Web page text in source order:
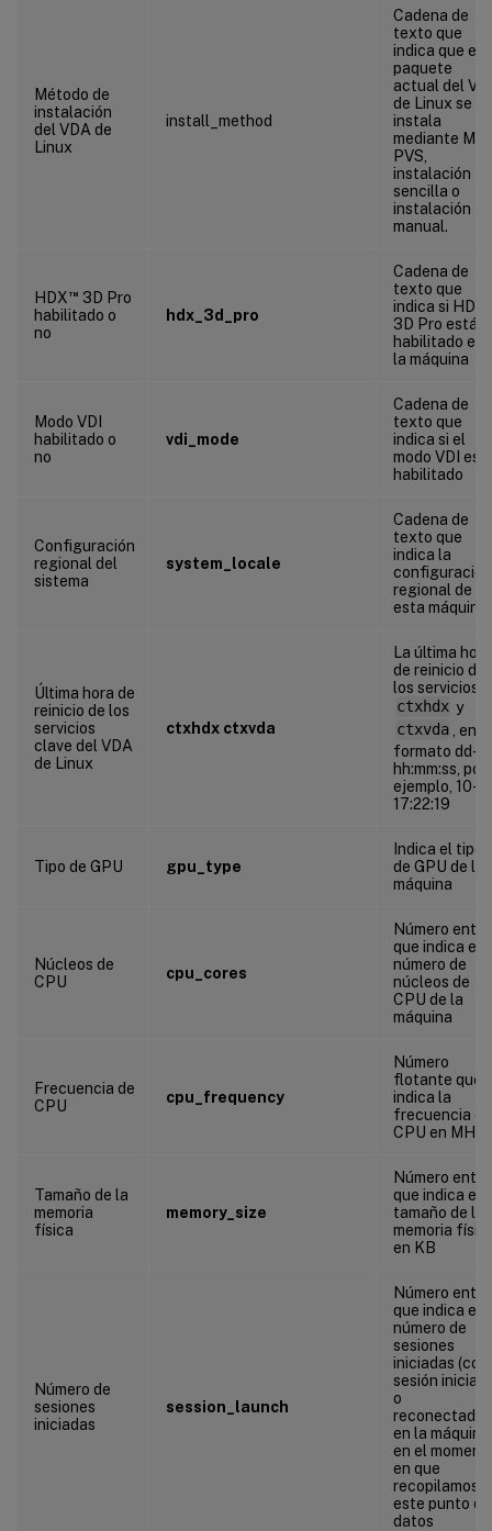
Método de
instalación
del VDA de
Linux
install_method
Cadena de
texto que
indica que el
paquete
actual del
de Linux se
instala
mediante
PVS,
instalación
sencilla o
instalación
manual.
HDX™ 3D Pro
habilitado o
no
hdx_3d_pro
Cadena de
texto que
indica si HDX
3D Pro está
habilitado en
la máquina
Modo VDI
habilitado o
no
vdi_mode
Cadena de
texto que
indica si el
modo VDI
habilitado
Configuración
regional del
sistema
system_locale
Cadena de
texto que
indica la
configuración
regional de
esta máquina
Última hora de
reinicio de los
servicios
clave del VDA
de Linux
ctxhdx ctxvda
La última hora
de reinicio de
los servicios
ctxhdx y
ctxvda , en el
formato dd-
hh:mm:ss, por
ejemplo, 10-
17:22:19
Tipo de GPU gpu_type
Indica el tipo
de GPU de la
máquina
Núcleos de
CPU
cpu_cores
Número
que indica el
número de
núcleos de
CPU de la
máquina
Frecuencia de
CPU
cpu_frequency
Número
flotante que
indica la
frecuencia de
CPU en MHz
Tamaño de la
memoria
física
memory_size
Número
que indica el
tamaño de la
memoria
en KB
Número de
sesiones
iniciadas
session_launch
Número
que indica el
número de
sesiones
iniciadas (con
sesión
o
en la máquina
en el
en que
recopilamos
este punto de
datos